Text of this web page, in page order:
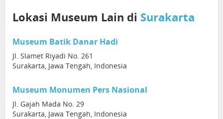
Lokasi Museum Lain di Surakarta
Museum Batik Danar Hadi
Jl. Slamet Riyadi No. 261
Surakarta, Jawa Tengah, Indonesia
Museum Monumen Pers Nasional
Jl. Gajah Mada No. 29
Surakarta, Jawa Tengah, Indonesia